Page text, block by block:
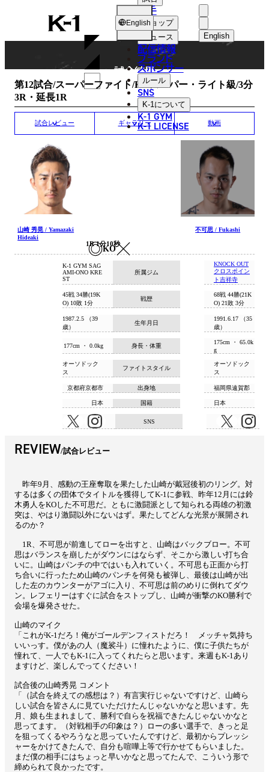
K-
1
English
選手
ショップ
ニュース
配信情報
ブランド
スポンサー
ルール
SNS
K-1について
K-1 GYM
K-1 LICENSE
English
MATCH RESULT
試合結果
第12試合/スーパーファイト/K-1スーパー・ライト級/3分
3R・延長1R
試合レビュー ギャラリー 動画
山崎 秀晃 / Yamazaki
Hideaki
KO
1R 1分10秒
不可思 / Fukashi
所属ジム
K-1 GYM SAG
AMI-ONO KRE
ST
KNOCK OUT
クロスポイン
ト吉祥寺
戦歴
45戦 34勝(19K
O) 10敗 1分
68戦 44勝(21K
O) 21敗 3分
生年月日
1987.2.5 （39
歳）
1991.6.17 （35
歳）
身長・体重
177cm ・ 0.0kg
175cm ・ 65.0k
g
ファイトスタイル
オーソドック
ス
オーソドック
ス
出身地
京都府京都市 福岡県遠賀郡
国籍
日本 日本
SNS
REVIEW 試合レビュー
昨年9月、感動の王座奪取を果たした山崎が戴冠後初のリング。対
するは多くの団体でタイトルを獲得してK-1に参戦、昨年12月には鈴
木勇人をKOした不可思だ。ともに激闘派として知られる両雄の初激
突は、やはり激闘以外にないはず。果たしてどんな光景が展開され
るのか？
1R、不可思が前進してローを出すと、山崎はバックブロー。不可
思はバランスを崩したがダウンにはならず、そこから激しい打ち合
いに。山崎はパンチの中ではいも入れていく。不可思も正面から打
ち合いに行ったため山崎のパンチを何発も被弾し、最後は山崎が出
した左のカウンターがアゴに入り、不可思は前のめりに倒れてダウ
ン。レフェリーはすぐに試合をストップし、山崎が衝撃のKO勝利で
会場を爆発させた。
山崎のマイク
「これがK-1だろ！俺がゴールデンフィストだろ！ メッチャ気持ち
いいっす。僕があの人（魔裟斗）に憧れたように、僕に子供たちが
憧れて、一人でもK-1に入ってくれたらと思います。来週もK-1あり
ますけど、楽しんでってください！
試合後の山崎秀晃 コメント
「（試合を終えての感想は？）有言実行じゃないですけど、山崎ら
しい試合を皆さんに見ていただけたんじゃないかなと思います。先
月、娘も生まれまして、勝利で自らを祝福できたんじゃないかなと
思ってます。（対戦相手の印象は？）ローの多い選手で、きっと足
を狙ってくるやろうなと思っていたんですけど、最初からプレッシ
ャーをかけてきたんで、自分も喧嘩上等で行かせてもらいました。
まだ僕の相手にはちょっと早いかなと思ってたんで、こういう形で
締められて良かったです。